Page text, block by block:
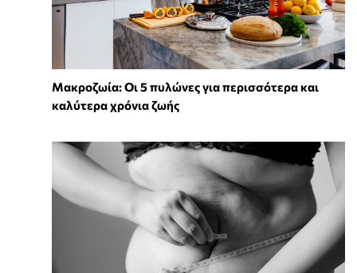
Mακροζωία: Οι 5 πυλώνες για περισσότερα και
καλύτερα χρόνια ζωής